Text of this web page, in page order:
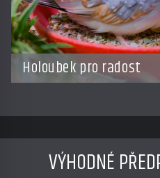
Holoubek pro radost
VÝHODNÉ